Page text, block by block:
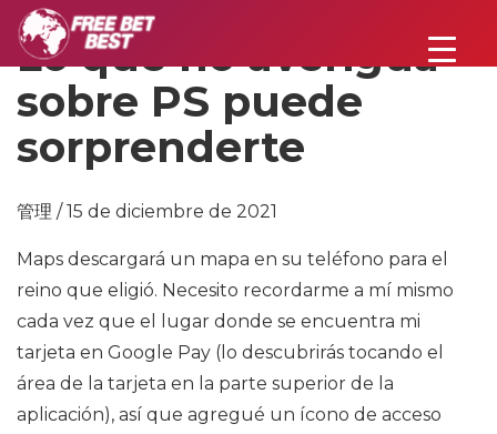
Lo que no averigua
sobre PS puede
sorprenderte
管理 / 15 de diciembre de 2021
Maps descargará un mapa en su teléfono para el
reino que eligió. Necesito recordarme a mí mismo
cada vez que el lugar donde se encuentra mi
tarjeta en Google Pay (lo descubrirás tocando el
área de la tarjeta en la parte superior de la
aplicación), así que agregué un ícono de acceso